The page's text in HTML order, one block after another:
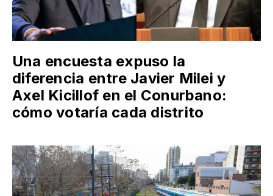
Una encuesta expuso la
diferencia entre Javier Milei y
Axel Kicillof en el Conurbano:
cómo votaría cada distrito